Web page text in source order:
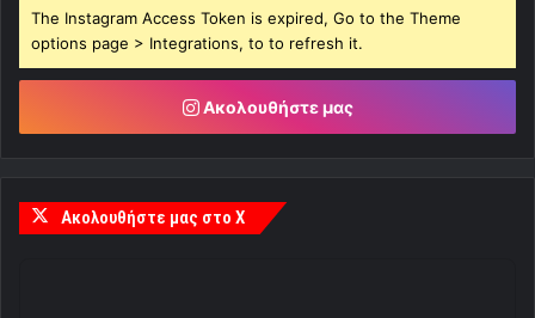
The Instagram Access Token is expired, Go to the Theme
options page > Integrations, to to refresh it.
Ακολουθήστε μας
Ακολουθήστε μας στο X